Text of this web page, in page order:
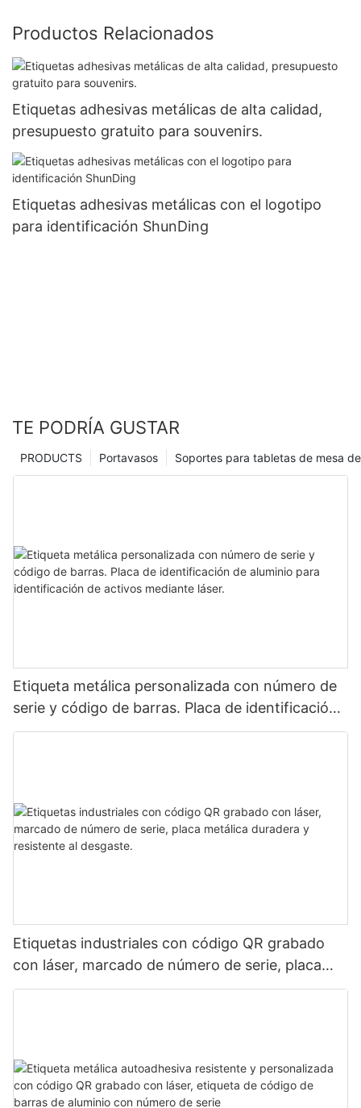
Productos Relacionados
Etiquetas adhesivas metálicas de alta calidad,
presupuesto gratuito para souvenirs.
Etiquetas adhesivas metálicas con el logotipo
para identificación ShunDing
TE PODRÍA GUSTAR
Soportes para tabletas de mesa
Portavasos
PRODUCTS
Etiqueta metálica personalizada con número de
serie y código de barras. Placa de identificación
de aluminio para identificación de activos
Etiquetas industriales con código QR grabado
con láser, marcado de número de serie, placa
metálica duradera y resistente al desgaste.